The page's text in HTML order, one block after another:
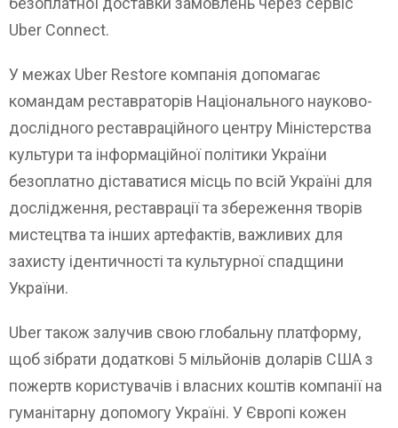
Uber Connect.
У межах Uber Restore компанія допомагає
командам реставраторів Національного науково-
дослідного реставраційного центру Міністерства
культури та інформаційної політики України
безоплатно діставатися місць по всій Україні для
дослідження, реставрації та збереження творів
мистецтва та інших артефактів, важливих для
захисту ідентичності та культурної спадщини
України.
Uber також залучив свою глобальну платформу,
щоб зібрати додаткові 5 мільйонів доларів США з
пожертв користувачів і власних коштів компанії на
гуманітарну допомогу Україні. У Європі кожен